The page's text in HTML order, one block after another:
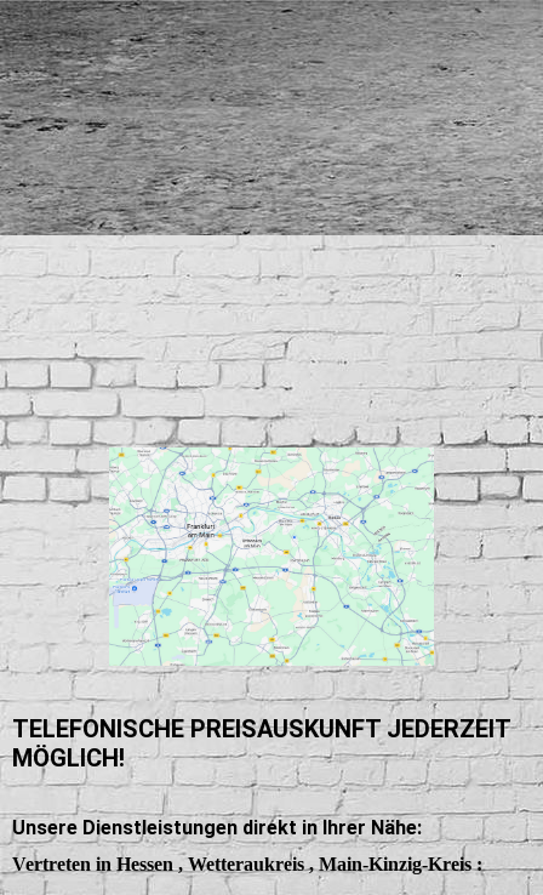
TELEFONISCHE PREISAUSKUNFT JEDERZEIT
MÖGLICH!
Unsere Dienstleistungen direkt in Ihrer Nähe:
Vertreten in Hessen , Wetteraukreis , Main-Kinzig-Kreis :